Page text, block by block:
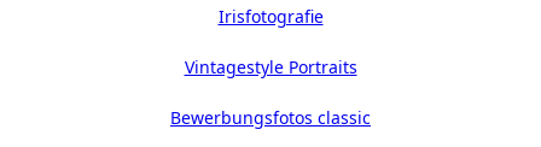
Irisfotografie
Vintagestyle Portraits
Bewerbungsfotos classic